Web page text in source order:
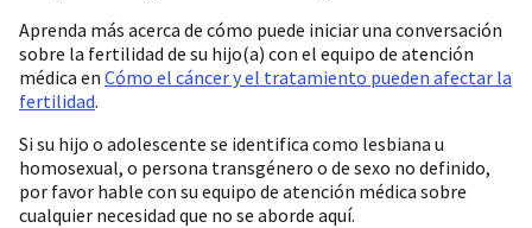
Aprenda más acerca de cómo puede iniciar una conversación
sobre la fertilidad de su hijo(a) con el equipo de atención
médica en Cómo el cáncer y el tratamiento pueden afectar la
fertilidad.
Si su hijo o adolescente se identifica como lesbiana u
homosexual, o persona transgénero o de sexo no definido,
por favor hable con su equipo de atención médica sobre
cualquier necesidad que no se aborde aquí.